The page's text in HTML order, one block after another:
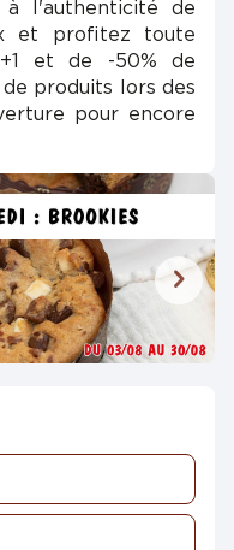
à l'authenticité de
et profitez toute
et de -50% de
produits lors des
pour encore